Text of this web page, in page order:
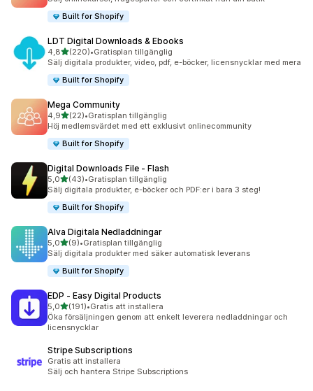
Built for Shopify
LDT Digital Downloads & Ebooks
4,8av 5 stjärnor
(220)
220 recensioner totalt
•Gratisplan tillgänglig
Sälj digitala produkter, video, pdf, e-böcker, licensnycklar med mera
Built for Shopify
Mega Community
4,9av 5 stjärnor
(22)
22 recensioner totalt
•Gratisplan tillgänglig
Höj medlemsvärdet med ett exklusivt onlinecommunity
Built for Shopify
Digital Downloads File ‑ Flash
5,0av 5 stjärnor
(43)
43 recensioner totalt
•Gratisplan tillgänglig
Sälj digitala produkter, e-böcker och PDF:er i bara 3 steg!
Built for Shopify
Alva Digitala Nedladdningar
5,0av 5 stjärnor
(9)
9 recensioner totalt
•Gratisplan tillgänglig
Sälj digitala produkter med säker automatisk leverans
Built for Shopify
EDP ‑ Easy Digital Products
5,0av 5 stjärnor
(191)
191 recensioner totalt
•Gratis att installera
Öka försäljningen genom att enkelt leverera nedladdningar och
licensnycklar
Stripe Subscriptions
Gratis att installera
Sälj och hantera Stripe Subscriptions